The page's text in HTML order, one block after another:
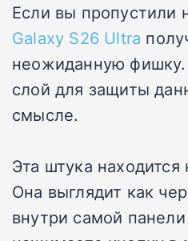
Если вы пропустили
Galaxy S26 Ultra
неожиданную
слой для защиты
смысле.
Эта штука находится
Она выглядит как
внутри самой